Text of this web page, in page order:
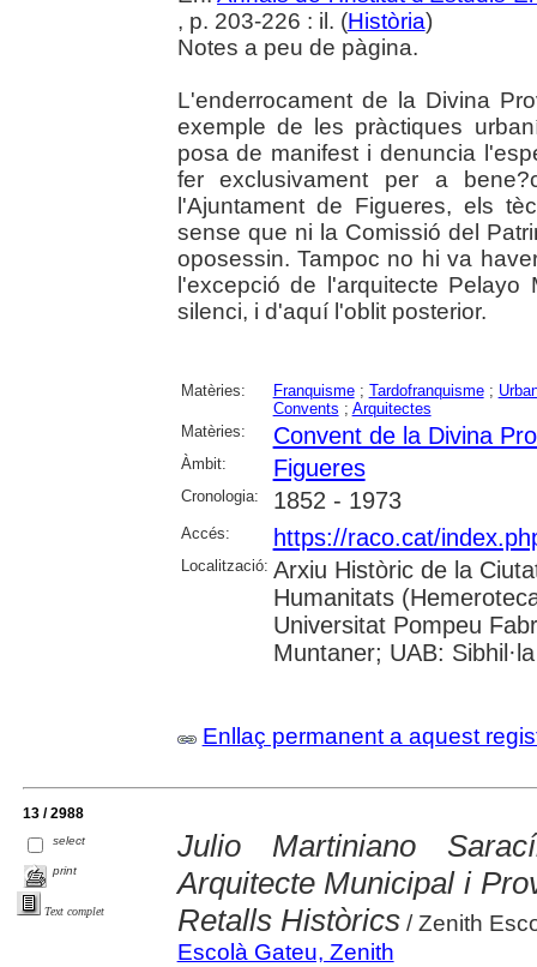
, p. 203-226 : il. (Història)
Notes a peu de pàgina.
L'enderrocament de la Divina
exemple de les pràctiques
posa de manifest i denuncia
fer exclusivament per a
l'Ajuntament de Figueres, els
sense que ni la Comissió del
oposessin. Tampoc no hi va
l'excepció de l'arquitecte
silenci, i d'aquí l'oblit posterior.
Matèries: Franquisme; Tardofranquisme;
Convents ; Arquitectes
Matèries:
Convent de la Divina
Àmbit: Figueres
Cronologia: 1852 - 1973
Accés: https://raco.cat/
Localització: Arxiu Històric de la
Humanitats
Universitat Pompeu
Muntaner; UAB: Sibhil·la
Enllaç permanent a aquest
13 / 2988
select
print
Text complet
Julio Martiniano
Arquitecte Municipal i
Retalls Històrics/ Zenith
Escolà Gateu, Zenith